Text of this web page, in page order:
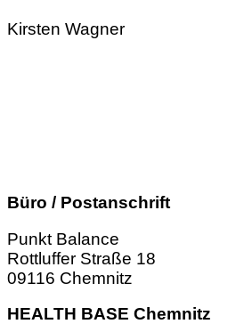
Kirsten Wagner
Büro / Postanschrift
Punkt Balance
Rottluffer Straße 18
09116 Chemnitz
HEALTH BASE Chemnitz